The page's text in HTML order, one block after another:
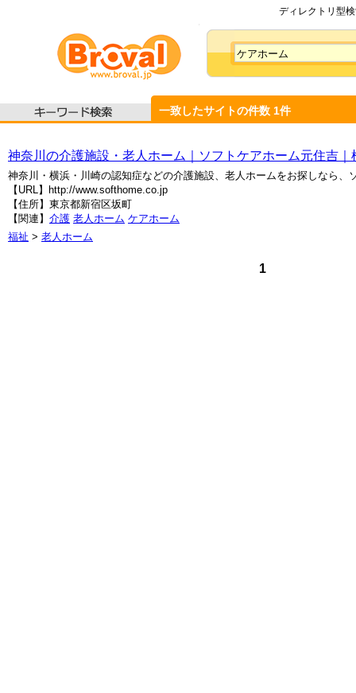
ディレクトリ型
一致したサイトの件数 1件
神奈川の介護施設・老人ホーム｜ソフトケアホーム元住吉
神奈川・横浜・川崎の認知症などの介護施設、老人ホームをお探しなら、
【URL】http://www.softhome.co.jp
【住所】東京都新宿区坂町
【関連】 介護 老人ホーム ケアホーム
福祉 > 老人ホーム
1